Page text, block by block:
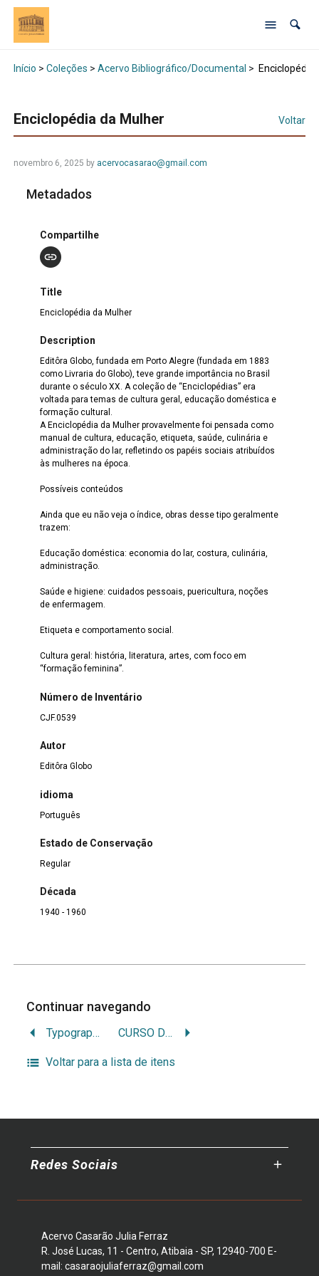
Início > Coleções > Acervo Bibliográfico/Documental > Enciclopédia
Enciclopédia da Mulher Voltar
novembro 6, 2025 by acervocasarao@gmail.com
Metadados
Compartilhe
Title
Enciclopédia da Mulher
Description
Editôra Globo, fundada em Porto Alegre (fundada em 1883
como Livraria do Globo), teve grande importância no Brasil
durante o século XX. A coleção de “Enciclopédias” era
voltada para temas de cultura geral, educação doméstica e
formação cultural.
A Enciclopédia da Mulher provavelmente foi pensada como
manual de cultura, educação, etiqueta, saúde, culinária e
administração do lar, refletindo os papéis sociais atribuídos
às mulheres na época.
Possíveis conteúdos
Ainda que eu não veja o índice, obras desse tipo geralmente
trazem:
Educação doméstica: economia do lar, costura, culinária,
administração.
Saúde e higiene: cuidados pessoais, puericultura, noções
de enfermagem.
Etiqueta e comportamento social.
Cultura geral: história, literatura, artes, com foco em
“formação feminina”.
Número de Inventário
CJF.0539
Autor
Editôra Globo
idioma
Português
Estado de Conservação
Regular
Década
1940 - 1960
Continuar navegando
Typographia do Diário Official CURSO DE DIREITO CIVIL BRASILEIRO PARTE GERAL
Voltar para a lista de itens
Redes Sociais
Acervo Casarão Julia Ferraz
R. José Lucas, 11 - Centro, Atibaia - SP, 12940-700 E-
mail: casaraojuliaferraz@gmail.com